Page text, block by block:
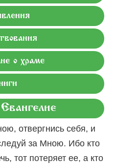
о храме
отвергнись себя, и
за Мною. Ибо кто
тот потеряет ее, а кто